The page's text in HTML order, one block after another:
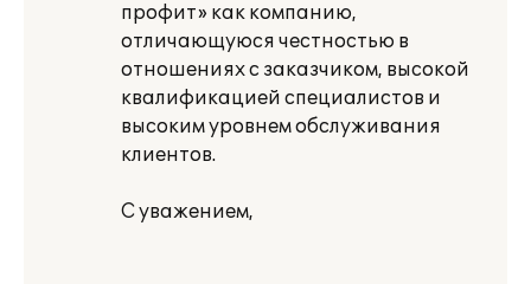
профит» как компанию,
отличающуюся честностью в
отношениях с заказчиком, высокой
квалификацией специалистов и
высоким уровнем обслуживания
клиентов.
С уважением,